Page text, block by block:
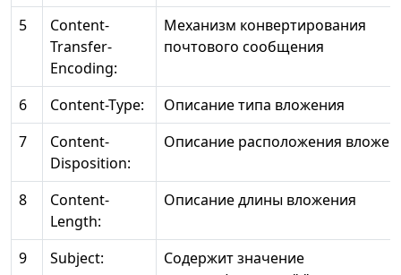
5
Content-
Transfer-
Encoding:
Механизм конвертирования
почтового сообщения
6 Content-Type:
Описание типа вложения
7
Content-
Disposition:
Описание расположения
8
Content-
Length:
Описание длины вложения
9 Subject:
Содержит значение